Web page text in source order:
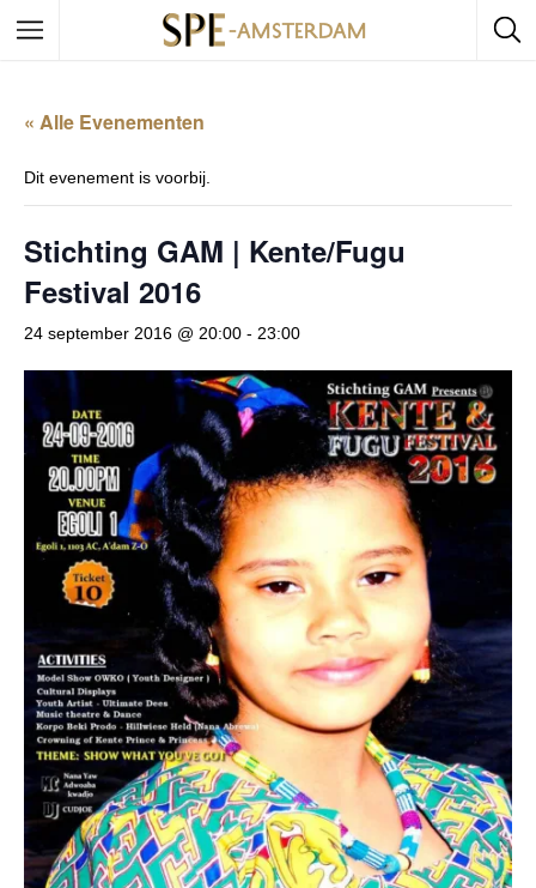
« Alle Evenementen
Dit evenement is voorbij.
Stichting GAM | Kente/Fugu
Festival 2016
24 september 2016 @ 20:00 - 23:00